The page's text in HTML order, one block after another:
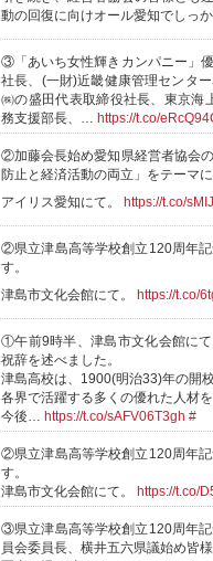
動の回復に向けオール愛知でしっ
③「あいち女性輝きカンパニー」
社長、(一財)近畿健康管理センタ
㈱の盛田代表取締役社長、東京海
務支援部長、… https://t.co/
②加藤会長始め愛知県経営者協会
防止と経済活動の両立」をテーマ
アイリス愛知にて。
https://t.co/
②県立津島高等学校創立120周年
す。
津島市文化会館にて。
https://t.co/
①午前9時半、津島市文化会館に
祝辞を述べました。
津島高校は、1900(明治33)年の開
各界で活躍する多くの優れた人材を
今後… https://t.co/sAFV06T3gh #
②県立津島高等学校創立120周年
す。
津島市文化会館にて。
https://t.co/
③県立津島高等学校創立120周年
員会委員長、横井五六県議始め皆様